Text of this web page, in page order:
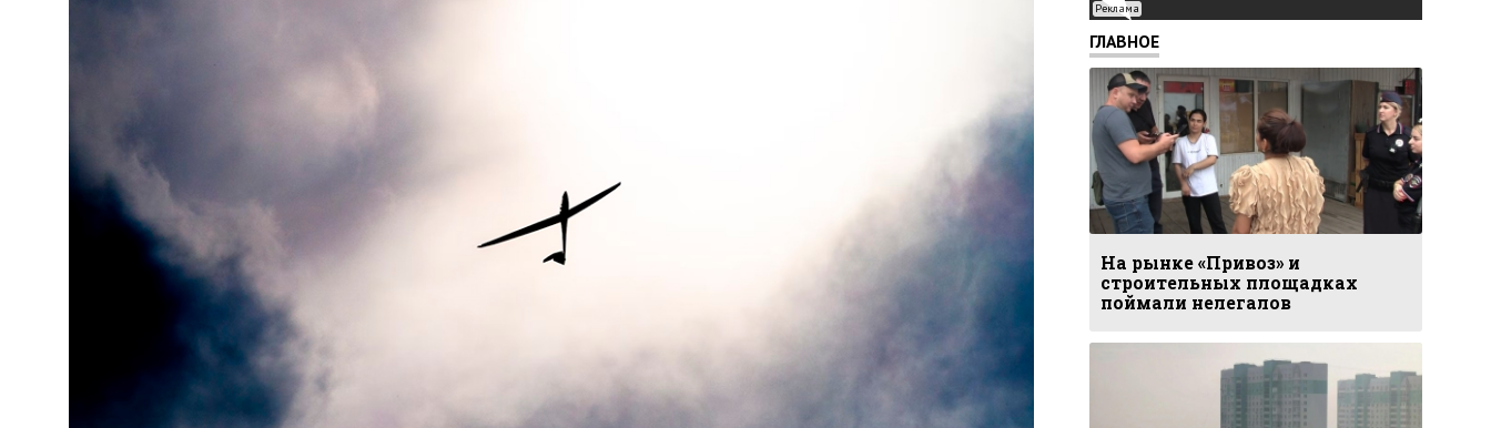
Реклама
ГЛАВНОЕ
На рынке «Привоз» и
строительных площадках
поймали нелегалов